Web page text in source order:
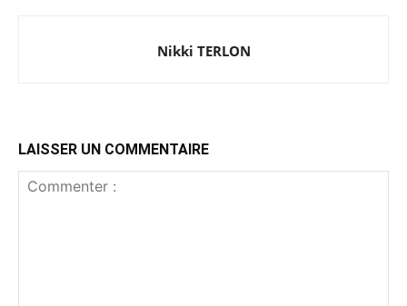
Nikki TERLON
LAISSER UN COMMENTAIRE